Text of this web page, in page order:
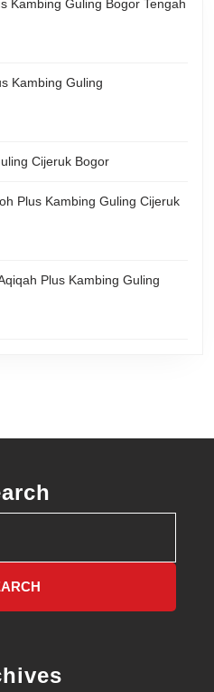
Kambing Guling Bogor Tengah
Kambing Guling
Cijeruk Bogor
Plus Kambing Guling Cijeruk
Plus Kambing Guling